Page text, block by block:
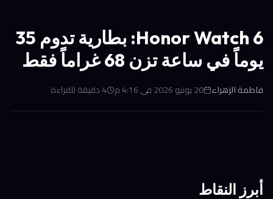
Honor Watch 6: بطارية تدوم 35
يوماً في ساعة تزن 68 غراماً فقط
فاطمة الزهراء 20 يونيو 2026 في 4:16 م 4دقيقة للقراءة
أبرز النقاط